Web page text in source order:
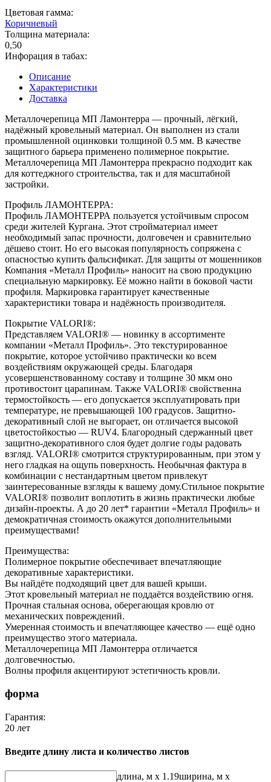
Цветовая гамма:
Коричневый
Толщина материала:
0,50
Инфорация в табах:
Описание
Характеристики
Доставка
Металлочерепица МП Ламонтерра — прочный, лёгкий,
надёжный кровельный материал. Он выполнен из стали
промышленной оцинковки толщиной 0.5 мм. В качестве
защитного барьера применено полимерное покрытие.
Металлочерепица МП Ламонтерра прекрасно подходит как
для коттеджного строительства, так и для масштабной
застройки.
Профиль ЛАМОНТЕРРА:
Профиль ЛАМОНТЕРРА пользуется устойчивым спросом
среди жителей Кургана. Этот стройматериал имеет
необходимый запас прочности, долговечен и сравнительно
дёшево стоит. Но его высокая популярность сопряжена с
опасностью купить фальсификат. Для защиты от мошенников
Компания «Металл Профиль» наносит на свою продукцию
специальную маркировку. Её можно найти в боковой части
профиля. Маркировка гарантирует качественные
характеристики товара и надёжность производителя.
Покрытие VALORI®:
Представляем VALORI® — новинку в ассортименте
компании «Металл Профиль». Это текстурированное
покрытие, которое устойчиво практически ко всем
воздействиям окружающей среды. Благодаря
усовершенствованному составу и толщине 30 мкм оно
противостоит царапинам. Также VALORI® свойственна
термостойкость — его допускается эксплуатировать при
температуре, не превышающей 100 градусов. Защитно-
декоративный слой не выгорает, он отличается высокой
цветостойкостью — RUV4. Благородный сдержанный цвет
защитно-декоративного слоя будет долгие годы радовать
взгляд. VALORI® смотрится структурированным, при этом у
него гладкая на ощупь поверхность. Необычная фактура в
комбинации с нестандартным цветом привлекут
заинтересованные взгляды к вашему дому.Стильное покрытие
VALORI® позволит воплотить в жизнь практически любые
дизайн-проекты. А до 20 лет* гарантии «Металл Профиль» и
демократичная стоимость окажутся дополнительными
преимуществами!
Преимущества:
Полимерное покрытие обеспечивает впечатляющие
декоративные характеристики.
Вы найдёте подходящий цвет для вашей крыши.
Этот кровельный материал не поддаётся воздействию огня.
Прочная стальная основа, оберегающая кровлю от
механических повреждений.
Умеренная стоимость и впечатляющее качество — ещё одно
преимущество этого материала.
Металлочерепица МП Ламонтерра отличается
долговечностью.
Волны профиля акцентируют эстетичность кровли.
форма
Гарантия:
20 лет
Введите длину листа и количество листов
длина, м x 1.19ширина, м x